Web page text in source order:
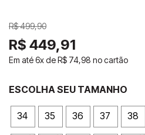
R$499,90
R$ 449,91
Em até6x deR$ 74,98 no cartão
34 35 36 37 38